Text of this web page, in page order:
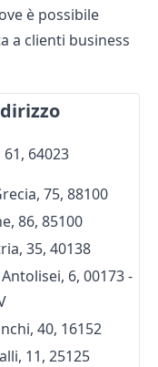
è possibile
a clienti business
64023
75, 88100
86, 85100
35, 40138
6, 00173 -
40, 16152
11, 25125